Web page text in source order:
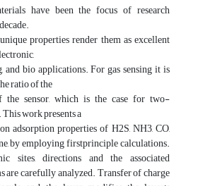
have been the focus of research
properties render them as excellent
and bio applications. For gas sensing it is
ratio of the
the sensor, which is the case for two-
work presents a
adsorption properties of H2S, NH3, CO,
by employing firstprinciple calculations.
sites, directions and the associated
are carefully analyzed. Transfer of charge